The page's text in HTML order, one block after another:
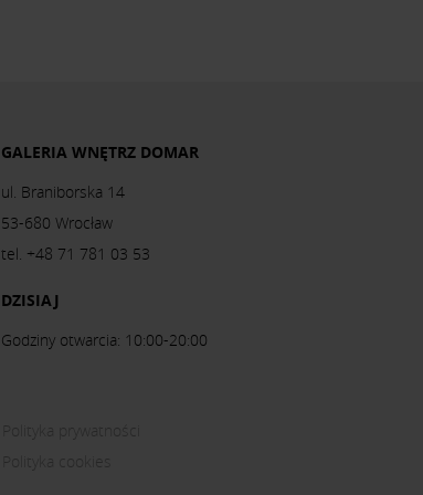
GALERIA WNĘTRZ DOMAR
ul. Braniborska 14
53-680 Wrocław
tel. +48 71 781 03 53
DZISIAJ
Godziny otwarcia: 10:00-20:00